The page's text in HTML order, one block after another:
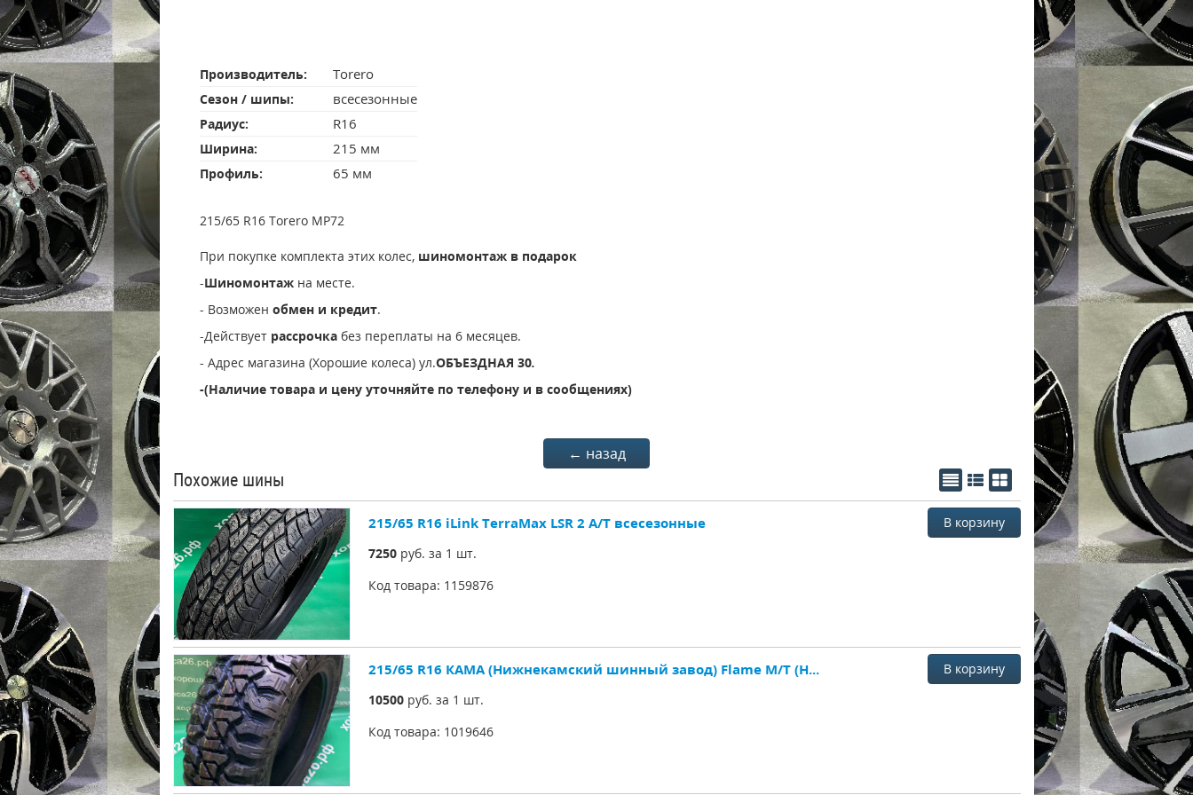
Производитель: Torero
Сезон / шипы: всесезонные
Радиус: R16
Ширина: 215 мм
Профиль: 65 мм
215/65 R16 Torero MP72
При покупке комплекта этих колес, шиномонтаж в подарок
-Шиномонтажна месте.
- Возможен обмен и кредит.
-Действует рассрочкабез переплаты на 6 месяцев.
- Адрес магазина (Хорошие колеса) ул.ОБЪЕЗДНАЯ 30.
-(Наличие товара и цену уточняйте по телефону и в сообщениях)
← назад
Похожие шины
215/65 R16 iLink TerraMax LSR 2 A/T всесезонные
7250руб. за 1 шт.
Код товара: 1159876
В корзину
215/65 R16 КАМА (Нижнекамский шинный завод) Flame M/T (HK-434) всесезонные
10500руб. за 1 шт.
Код товара: 1019646
В корзину